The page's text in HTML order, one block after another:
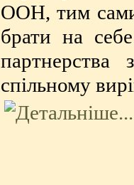
ООН, тим
брати на себе
спільному